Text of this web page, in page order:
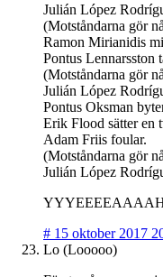
Julián López
(Motståndarna gör
Ramon Mirianidis
Pontus Lennarsston
(Motståndarna gör
Julián López
Pontus Oksman
Erik Flood sätter en
Adam Friis foular.
(Motståndarna gör
Julián López
# 15 oktober 2017
Lo (Looooo)